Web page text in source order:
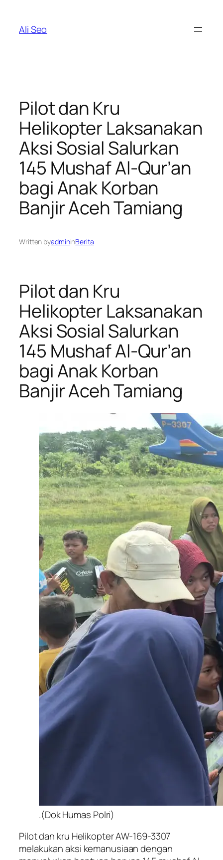
content
Ali Seo
Pilot dan Kru
Helikopter Laksanakan
Aksi Sosial Salurkan
145 Mushaf Al-Qur’an
bagi Anak Korban
Banjir Aceh Tamiang
Written byadmininBerita
Pilot dan Kru
Helikopter Laksanakan
Aksi Sosial Salurkan
145 Mushaf Al-Qur’an
bagi Anak Korban
Banjir Aceh Tamiang
.(Dok Humas Polri)
Pilot dan kru Helikopter AW-169-3307
melakukan aksi kemanusiaan dengan